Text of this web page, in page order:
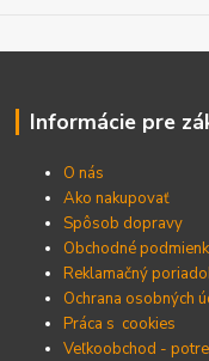
Informácie pre
O nás
Ako nakupovať
Spôsob dopravy
Obchodné
Reklamačný
Ochrana osobných
Práca s cookies
Veľkoobchod -